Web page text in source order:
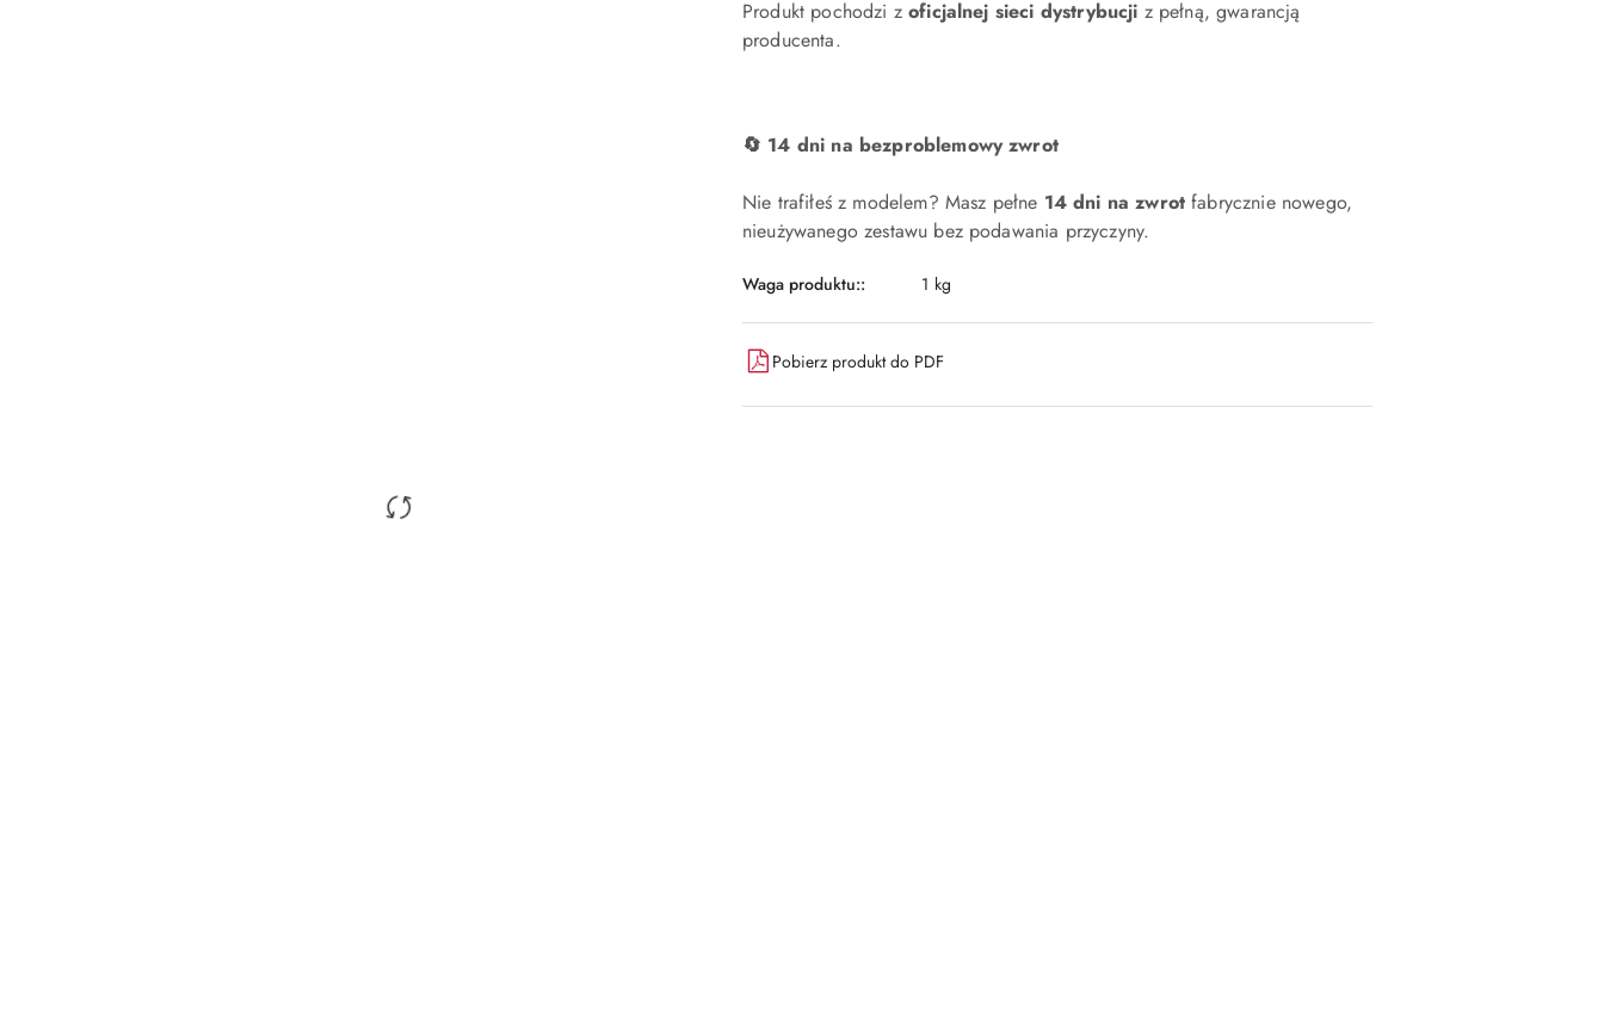
Produkt pochodzi zoficjalnej sieci dystrybucji z pełną, gwarancją
producenta.
🔄 14 dni na bezproblemowy zwrot
Nie trafiłeś z modelem? Masz pełne 14 dni na zwrot fabrycznie nowego,
nieużywanego zestawu bez podawania przyczyny.
Waga produktu:: 1 kg
Pobierz produkt do PDF